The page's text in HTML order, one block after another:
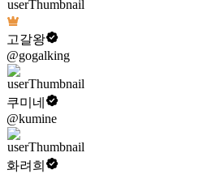
고갈왕
@gogalking
쿠미네
@kumine
화려희